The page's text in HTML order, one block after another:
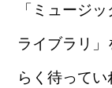
「ミュージ
ライブラリ
らく待ってい